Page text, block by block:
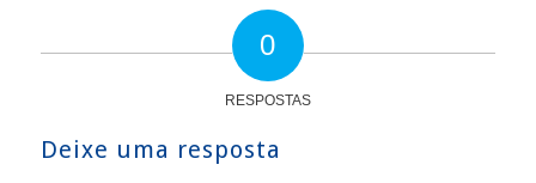
0
RESPOSTAS
Deixe uma resposta